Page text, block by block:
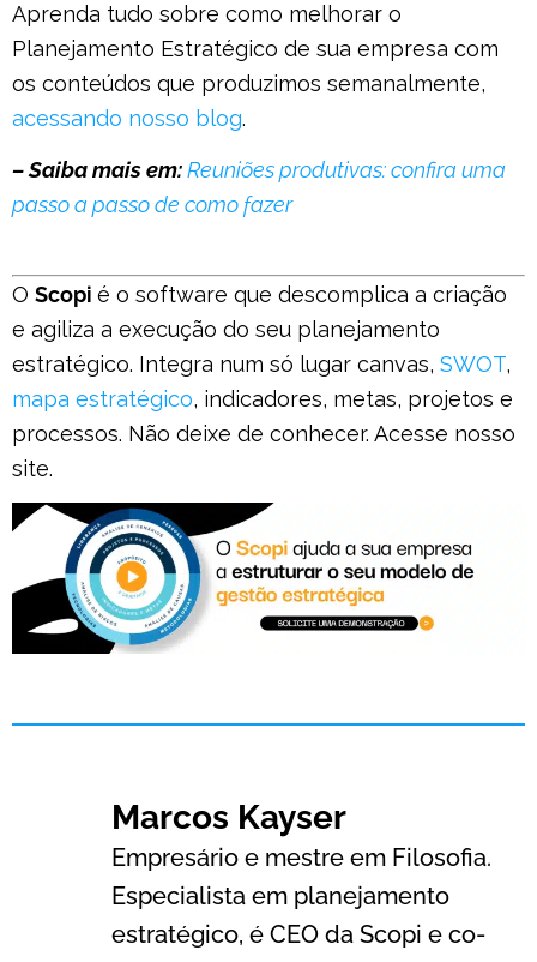
Aprenda tudo sobre como melhorar o
Planejamento Estratégico de sua empresa com
os conteúdos que produzimos semanalmente,
acessando nosso blog.
– Saiba mais em:Reuniões produtivas: confira uma
passo a passo de como fazer
O Scopi é o software que descomplica a criação
e agiliza a execução do seu planejamento
estratégico. Integra num só lugar canvas, SWOT,
mapa estratégico, indicadores, metas, projetos e
processos. Não deixe de conhecer. Acesse nosso
site.
Marcos Kayser
Empresário e mestre em Filosofia.
Especialista em planejamento
estratégico, é CEO da Scopi e co-